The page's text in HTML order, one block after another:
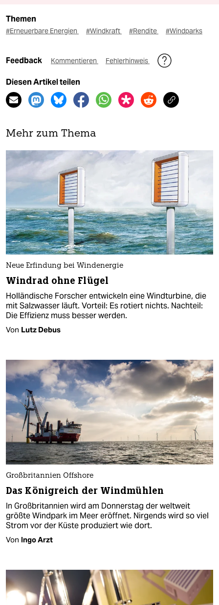
Themen
#Erneuerbare Energien #Windkraft #Rendite #Windparks
Feedback Kommentieren Fehlerhinweis
Diesen Artikel teilen
Mehr zum Thema
Neue Erfindung bei Windenergie
Windrad ohne Flügel
Holländische Forscher entwickeln eine Windturbine, die
mit Salzwasser läuft. Vorteil: Es rotiert nichts. Nachteil:
Die Effizienz muss besser werden.
Von Lutz Debus
Großbritannien Offshore
Das Königreich der Windmühlen
In Großbritannien wird am Donnerstag der weltweit
größte Windpark im Meer eröffnet. Nirgends wird so viel
Strom vor der Küste produziert wie dort.
Von Ingo Arzt